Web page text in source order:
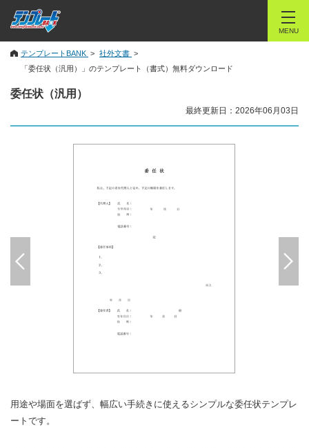
MENU
テンプレートBANK
社外文書
「委任状（汎用）」のテンプレート（書式）無料ダウンロード
委任状（汎用）
最終更新日：2026年06月03日
用途や場面を選ばず、幅広い手続きに使えるシンプルな委任状テンプレ
ートです。